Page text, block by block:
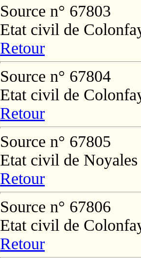
Source n° 67803
Etat civil de
Retour
Source n° 67804
Etat civil de
Retour
Source n° 67805
Etat civil de Noyales
Retour
Source n° 67806
Etat civil de
Retour